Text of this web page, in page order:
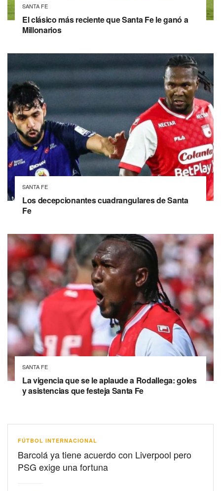
SANTA FE
El clásico más reciente que Santa Fe le ganó a
Millonarios
SANTA FE
Los decepcionantes cuadrangulares de Santa
Fe
SANTA FE
La vigencia que se le aplaude a Rodallega: goles
y asistencias que festeja Santa Fe
FÚTBOL INTERNACIONAL
Barcolá ya tiene acuerdo con Liverpool pero
PSG exige una fortuna